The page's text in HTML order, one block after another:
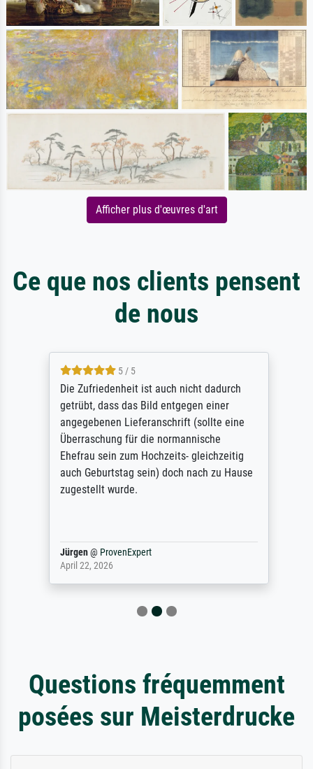
Afficher plus d'œuvres d'art
Ce que nos clients pensent
de nous
5 / 5
Die Zufriedenheit ist auch nicht dadurch
getrübt, dass das Bild entgegen einer
angegebenen Lieferanschrift (sollte eine
Überraschung für die normannische
Ehefrau sein zum Hochzeits- gleichzeitig
auch Geburtstag sein) doch nach zu Hause
zugestellt wurde.
Jürgen@ ProvenExpert
April 22, 2026
Questions fréquemment
posées sur Meisterdrucke